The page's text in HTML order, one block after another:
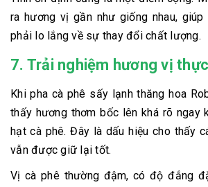
ra hương vị gần như giống nhau,
phải lo lắng về sự thay đổi chất lượng.
7. Trải nghiệm hương vị
Khi pha cà phê sấy lạnh thăng hoa
thấy hương thơm bốc lên khá rõ ngay
hạt cà phê. Đây là dấu hiệu cho thấy
vẫn được giữ lại tốt.
Vị cà phê thường đậm, có độ đắng